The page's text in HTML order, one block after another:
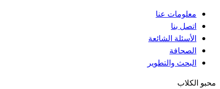
معلومات عنا
اتصل بنا
الأسئلة الشائعة
الصحافة
البحث والتطوير
محبو الكلاب